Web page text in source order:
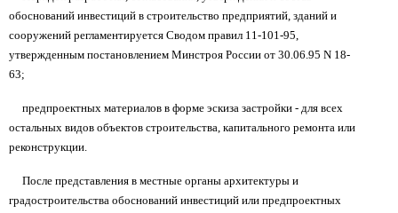
обоснований инвестиций в строительство предприятий, зданий и
сооружений регламентируется Сводом правил 11-101-95,
утвержденным постановлением Минстроя России от 30.06.95 N 18-
63;
предпроектных материалов в форме эскиза застройки - для всех
остальных видов объектов строительства, капитального ремонта или
реконструкции.
После представления в местные органы архитектуры и
градостроительства обоснований инвестиций или предпроектных